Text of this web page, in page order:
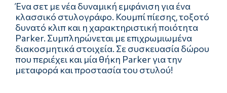
Ένα σετ με νέα δυναμική εμφάνιση για ένα
κλασσικό στυλογράφο. Κουμπί πίεσης, τοξοτό
δυνατό κλιπ και η χαρακτηριστική ποιότητα
Parker. Συμπληρώνεται με επιχρωμιωμένα
διακοσμητικά στοιχεία. Σε συσκευασία δώρου
που περιέχει και μία θήκη Parker για την
μεταφορά και προστασία του στυλού!